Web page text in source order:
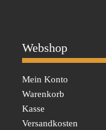
Webshop
Mein Konto
Warenkorb
Kasse
Versandkosten